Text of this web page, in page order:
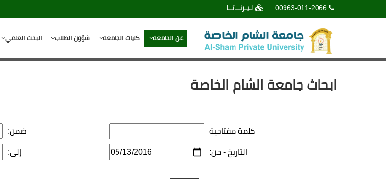
00963-011-2066 لـيـرنــاتــا
عن الجامعة كليات الجامعة شؤون الطلاب البحث العلمي
ابحاث جامعة الشام الخاصة
كلمة مفتاحية ضمن:
التاريخ - من: إلى: